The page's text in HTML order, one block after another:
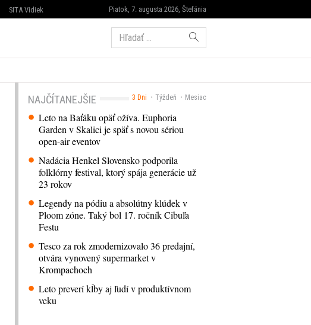
Piatok, 7. augusta 2026, Štefánia
SITA Vidiek
Hľadať:
3 Dni Týždeň Mesiac
NAJČÍTANEJŠIE
Leto na Baťáku opäť ožíva. Euphoria
Garden v Skalici je späť s novou sériou
open-air eventov
Nadácia Henkel Slovensko podporila
folklórny festival, ktorý spája generácie už
23 rokov
Legendy na pódiu a absolútny klúdek v
Ploom zóne. Taký bol 17. ročník Cibuľa
Festu
Tesco za rok zmodernizovalo 36 predajní,
otvára vynovený supermarket v
Krompachoch
Leto preverí kĺby aj ľudí v produktívnom
veku